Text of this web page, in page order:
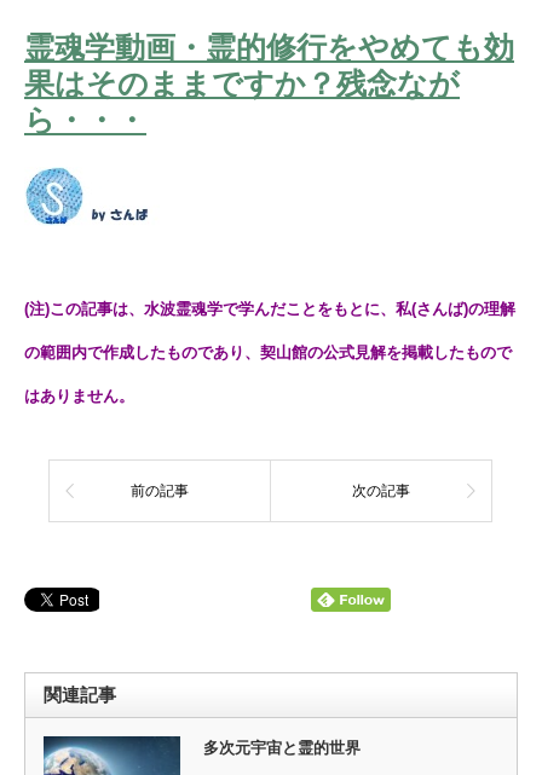
霊魂学動画・霊的修行をやめても効
果はそのままですか？残念なが
ら・・・
(注)この記事は、水波霊魂学で学んだことをもとに、私(さんば)の理解
の範囲内で作成したものであり、契山館の公式見解を掲載したもので
はありません。
前の記事 次の記事
関連記事
多次元宇宙と霊的世界